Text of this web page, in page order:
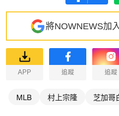
將NOWNEWS加
APP 追蹤 追蹤
MLB 村上宗隆 芝加哥